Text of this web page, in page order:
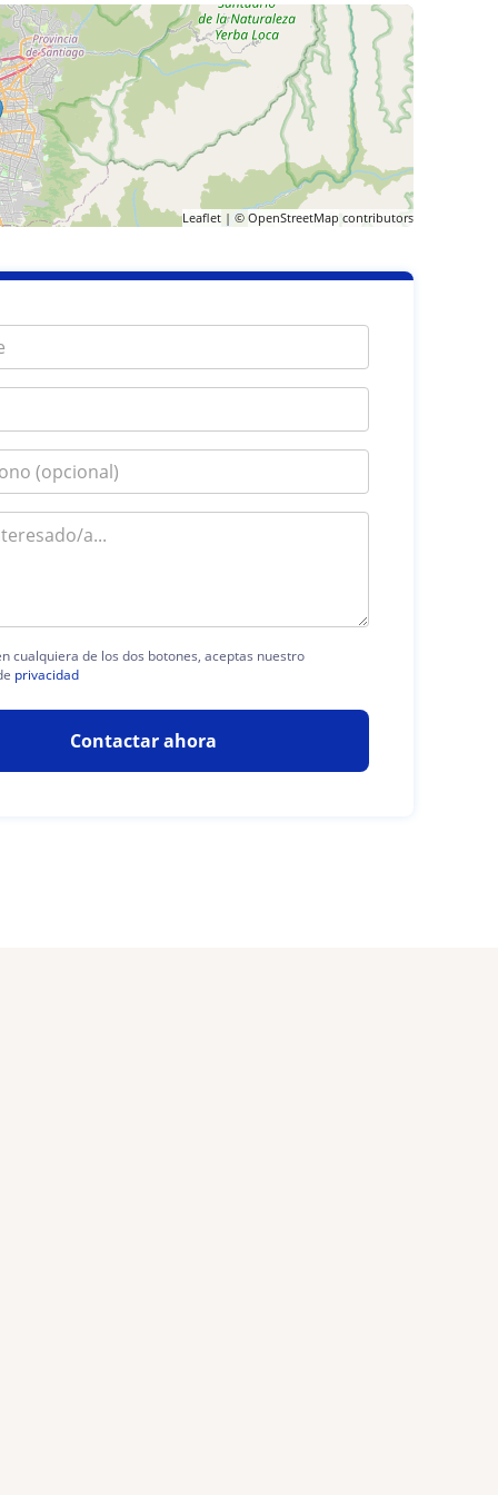
Leaflet| © OpenStreetMap contributors
cualquiera de los dos botones, aceptas nuestro
privacidad
Contactar ahora